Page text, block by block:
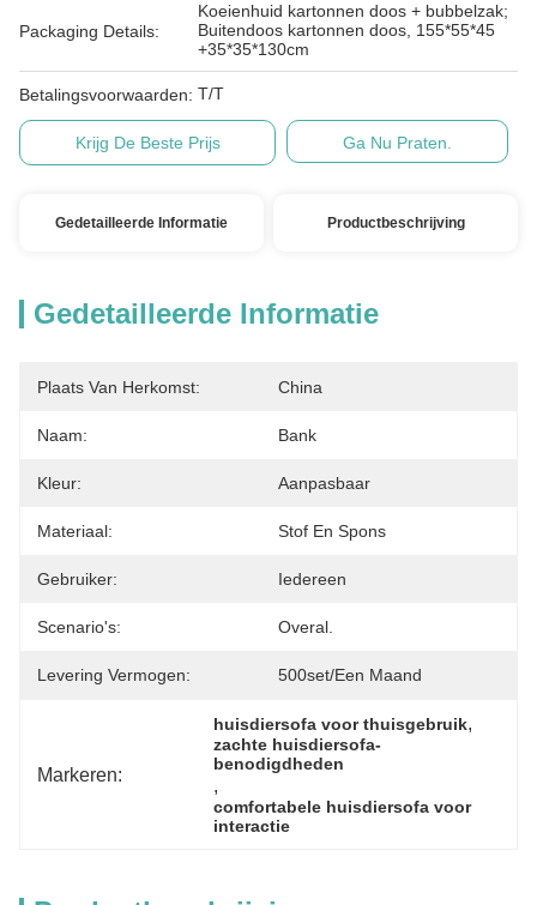
Packaging Details:
Koeienhuid kartonnen doos + bubbelzak;
Buitendoos kartonnen doos, 155*55*45
+35*35*130cm
Betalingsvoorwaarden: T/T
Krijg De Beste Prijs Ga Nu Praten.
Gedetailleerde Informatie Productbeschrijving
Gedetailleerde Informatie
Plaats Van Herkomst: China
Naam: Bank
Kleur: Aanpasbaar
Materiaal: Stof En Spons
Gebruiker: Iedereen
Scenario's: Overal.
Levering Vermogen: 500set/een Maand
Markeren:
huisdiersofa voor thuisgebruik,
zachte huisdiersofa-
benodigdheden
,
comfortabele huisdiersofa voor
interactie